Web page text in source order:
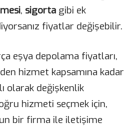
, sigorta gibi ek
fiyatlar değişebilir.
eşya depolama fiyatları,
hizmet kapsamına kadar
olarak değişkenlik
hizmeti seçmek için,
bir firma ile iletişime